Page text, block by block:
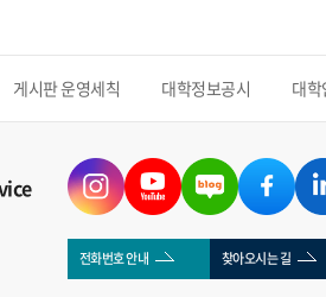
게시판 운영세칙 대학정보공시 대
전화번호 안내 찾아오시는 길